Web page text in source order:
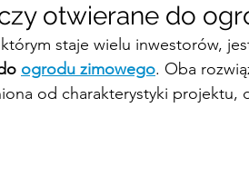
otwierane do
staje wielu inwestorów,
ogrodu zimowego. Oba
od charakterystyki projektu,